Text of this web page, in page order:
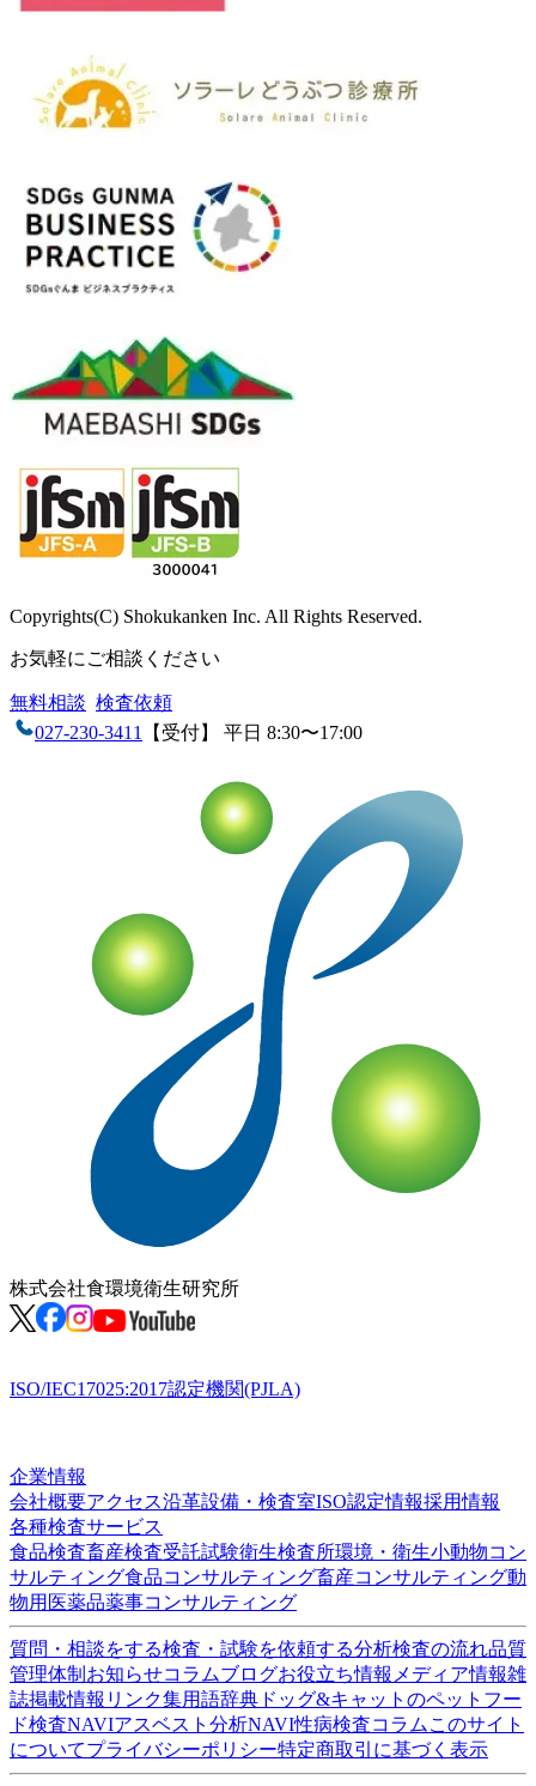
Copyrights(C) Shokukanken Inc. All Rights Reserved.
お気軽にご相談ください
無料相談 検査依頼
027-230-3411 【受付】 平日 8:30〜17:00
株式会社食環境衛生研究所
ISO/IEC17025:2017認定機関(PJLA)